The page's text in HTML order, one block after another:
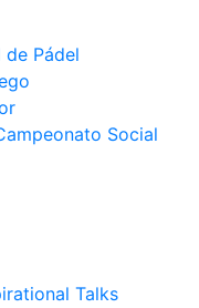
Pádel
Social
Talks